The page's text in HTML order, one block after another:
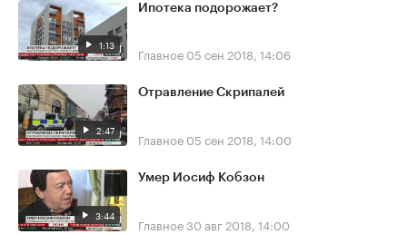
1:13
Ипотека подорожает?
Главное 05 сен 2018, 14:06
2:47
Отравление Скрипалей
Главное 05 сен 2018, 14:00
3:44
Умер Иосиф Кобзон
Главное30 авг 2018, 14:00